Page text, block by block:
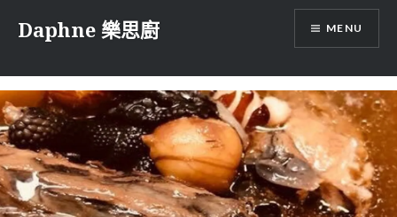
Daphne 樂思廚 MENU